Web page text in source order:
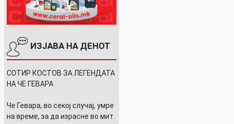
ИЗЈАВА НА ДЕНОТ
СОТИР КОСТОВ ЗА ЛЕГЕНДАТА
НА ЧЕ ГЕВАРА
Че Гевара, во секој случај, умре
на време, за да израсне во мит.